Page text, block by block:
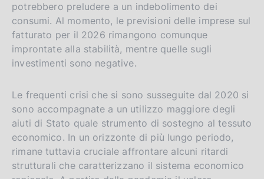
potrebbero preludere a un indebolimento dei
consumi. Al momento, le previsioni delle imprese sul
fatturato per il 2026 rimangono comunque
improntate alla stabilità, mentre quelle sugli
investimenti sono negative.
Le frequenti crisi che si sono susseguite dal 2020 si
sono accompagnate a un utilizzo maggiore degli
aiuti di Stato quale strumento di sostegno al tessuto
economico. In un orizzonte di più lungo periodo,
rimane tuttavia cruciale affrontare alcuni ritardi
strutturali che caratterizzano il sistema economico